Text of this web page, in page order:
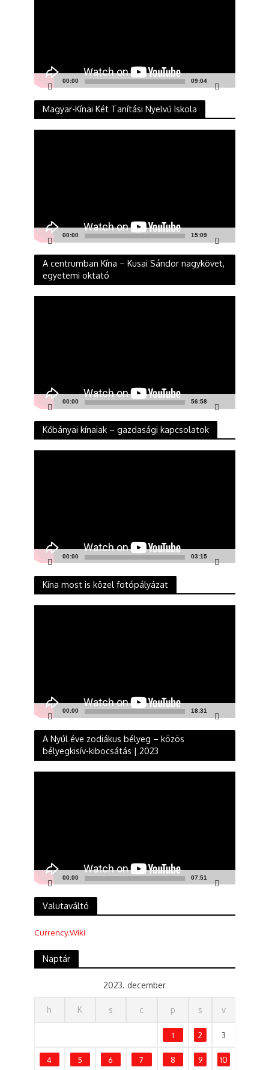
00:00 09:04
Magyar-Kínai Két Tanítási Nyelvű Iskola
00:00 15:09
A centrumban Kína – Kusai Sándor nagykövet,
egyetemi oktató
00:00 56:58
Kőbányai kínaiak – gazdasági kapcsolatok
00:00 03:15
Kína most is közel fotópályázat
00:00 18:31
A Nyúl éve zodiákus bélyeg – közös
bélyegkisív-kibocsátás | 2023
00:00 07:51
Valutaváltó
Currency.Wiki
Naptár
2023. december
h K s c p s v
1 2 3
4 5 6 7 8 9 10